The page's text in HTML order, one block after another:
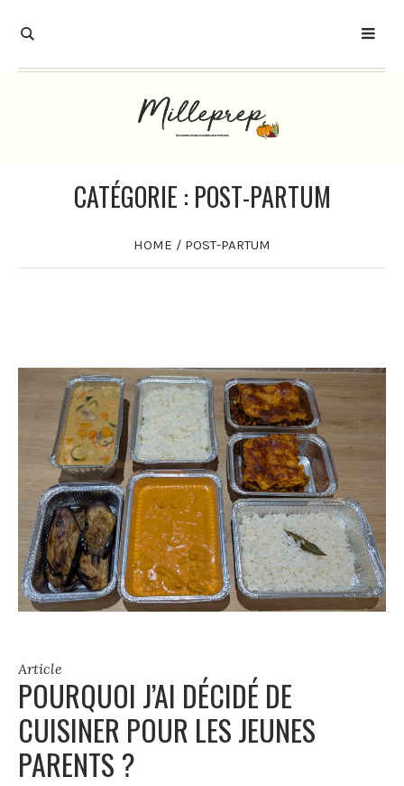
CATÉGORIE : POST-PARTUM
HOME / POST-PARTUM
Article
POURQUOI J’AI DÉCIDÉ DE
CUISINER POUR LES JEUNES
PARENTS ?